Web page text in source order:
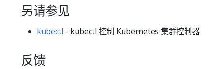
另请参见
kubectl - kubectl 控制 Kubernetes 集群控制器
反馈